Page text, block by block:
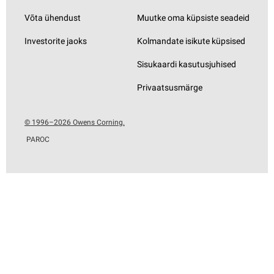
Võta ühendust
Investorite jaoks
Muutke oma küpsiste seadeid
Kolmandate isikute küpsised
Sisukaardi kasutusjuhised
Privaatsusmärge
© 1996–2026 Owens Corning.
PAROC